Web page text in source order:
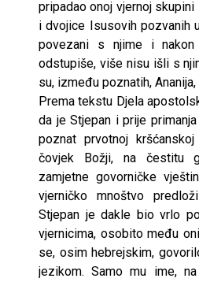
pripadao onoj vjernoj
i dvojice Isusovih pozvanih
povezani s njime i nakon
odstupiše, više nisu išli s
su, između poznatih,
Prema tekstu Djela
da je Stjepan i prije
poznat prvotnoj
čovjek Božji, na čestitu
zamjetne govorničke
vjerničko mnoštvo
Stjepan je dakle bio vrlo
vjernicima, osobito među
se, osim hebrejskim,
jezikom. Samo mu ime,